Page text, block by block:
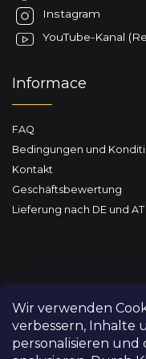
Wir verwenden
verbessern, Inhalte
personalisieren
Instagram
YouTube-Kanal
Informace
FAQ
Bedingungen und
Kontakt
Geschäftsbewertung
Lieferung nach DE und AT